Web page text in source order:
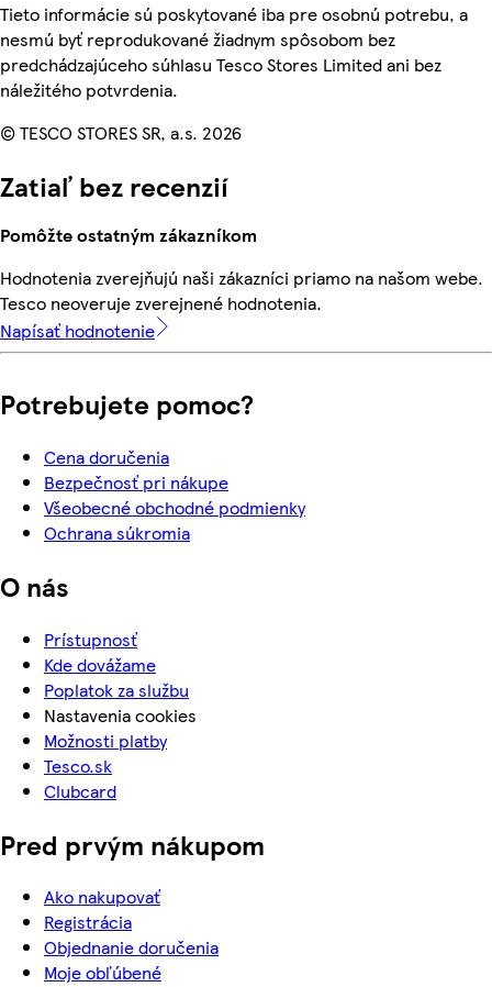
Tieto informácie sú poskytované iba pre osobnú potrebu, a
nesmú byť reprodukované žiadnym spôsobom bez
predchádzajúceho súhlasu Tesco Stores Limited ani bez
náležitého potvrdenia.
© TESCO STORES SR, a.s. 2026
Zatiaľ bez recenzií
Pomôžte ostatným zákazníkom
Hodnotenia zverejňujú naši zákazníci priamo na našom webe.
Tesco neoveruje zverejnené hodnotenia.
Napísať hodnotenie
Potrebujete pomoc?
Cena doručenia
Bezpečnosť pri nákupe
Všeobecné obchodné podmienky
Ochrana súkromia
O nás
Prístupnosť
Kde dovážame
Poplatok za službu
Nastavenia cookies
Možnosti platby
Tesco.sk
Clubcard
Pred prvým nákupom
Ako nakupovať
Registrácia
Objednanie doručenia
Moje obľúbené